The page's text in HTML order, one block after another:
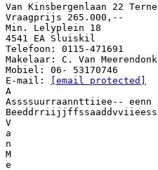
Van Kinsbergenlaan 22
Vraagprijs 265.000,--
Min. Lelyplein 18
4541 EA Sluiskil
Telefoon: 0115-471691
Makelaar: C. Van Meerendonk
Mobiel: 06- 53170746
E-mail:
[email protected]
A
Assssuurraannttiiee-- eenn
V
a
n
M
e